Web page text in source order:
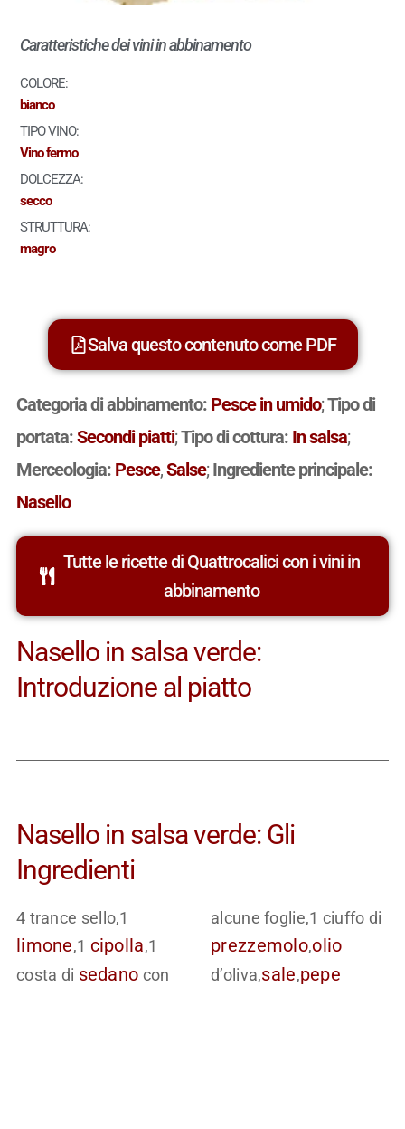
Caratteristiche dei vini in abbinamento
COLORE:
bianco
TIPO VINO:
Vino fermo
DOLCEZZA:
secco
STRUTTURA:
magro
Salva questo contenuto come PDF
Categoria di abbinamento: Pesce in umido;Tipo di
portata:Secondi piatti;Tipo di cottura: In salsa;
Merceologia: Pesce,Salse;Ingrediente principale:
Nasello
Tutte le ricette di Quattrocalici con i vini in
abbinamento
Nasello in salsa verde:
Introduzione al piatto
Nasello in salsa verde: Gli
Ingredienti
4 trance sello,1
limone,1 cipolla,1
costa di sedano con
alcune foglie,1 ciuffo di
prezzemolo,olio
d’oliva,sale,pepe